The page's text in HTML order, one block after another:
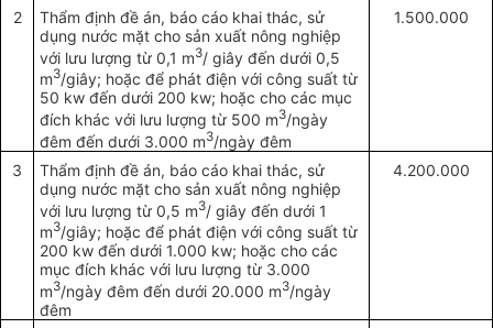
2 Thẩm định đề án, báo cáo khai thác, sử
dụng nước mặt cho sản xuất nông nghiệp
với lưu lượng từ 0,1 m3/ giây đến dưới 0,5
m3/giây; hoặc để phát điện với công suất từ
50 kw đến dưới 200 kw; hoặc cho các mục
đích khác với lưu lượng từ 500 m3/ngày
đêm đến dưới 3.000 m3/ngày đêm
1.500.000
3
Thẩm định đề án, báo cáo khai thác, sử
dụng nước mặt cho sản xuất nông nghiệp
với lưu lượng từ 0,5 m3/ giây đến dưới 1
m3/giây; hoặc để phát điện với công suất từ
200 kw đến dưới 1.000 kw; hoặc cho các
mục đích khác với lưu lượng từ 3.000
m3/ngày đêm đến dưới 20.000 m3/ngày
đêm
4.200.000